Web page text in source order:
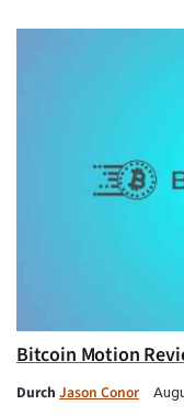
Bitcoin Motion
Durch Jason Conor